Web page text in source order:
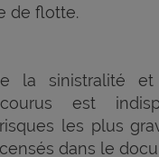
de flotte.
la sinistralité
est
les plus
dans le